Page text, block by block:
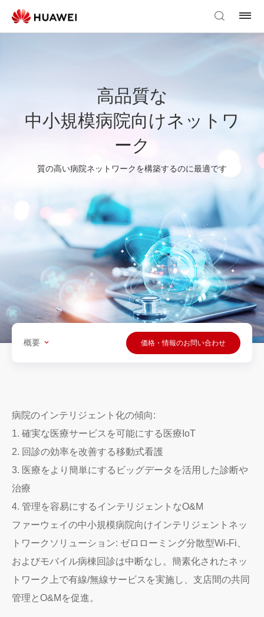
高品質な
中小規模病院向けネットワ
ーク
質の高い病院ネットワークを構築するのに最適です
概要 価格・情報のお問い合わせ
病院のインテリジェント化の傾向:
1. 確実な医療サービスを可能にする医療IoT
2. 回診の効率を改善する移動式看護
3. 医療をより簡単にするビッグデータを活用した診断や
治療
4. 管理を容易にするインテリジェントなO&M
ファーウェイの中小規模病院向けインテリジェントネッ
トワークソリューション: ゼロローミング分散型Wi-Fi、
およびモバイル病棟回診は中断なし。簡素化されたネッ
トワーク上で有線/無線サービスを実施し、支店間の共同
管理とO&Mを促進。